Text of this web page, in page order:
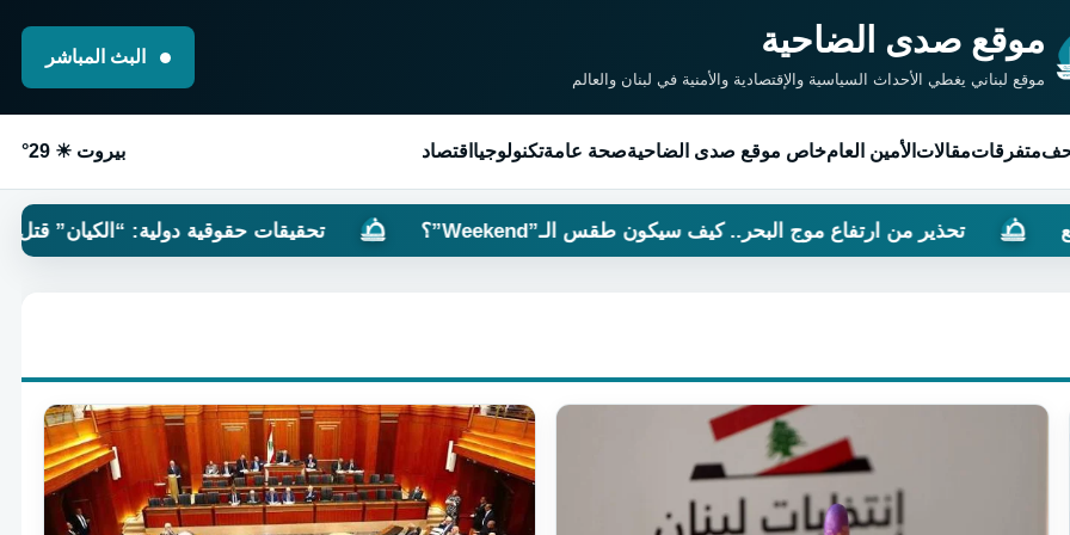
موقع صدى الضاحية
موقع لبناني يغطي الأحداث السياسية والإقتصادية والأمنية في لبنان والعالم
البث المباشر
متفرقاتمقالات الأمين العامخاص موقع صدى الضاحيةصحة عامةتكنولوجيا اقتصاد بيروت ☀ 29°
تحذير من ارتفاع موج البحر.. كيف سيكون طقس الـ”Weekend”؟ تحقيقات حقوقية دولية: “الكيان” قتل آمال خليل